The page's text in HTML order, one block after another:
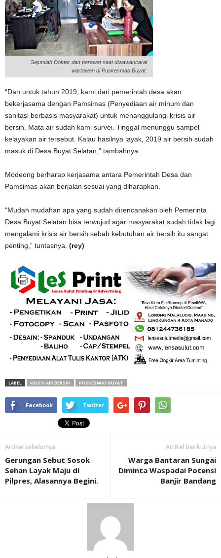
Sejumlah Dokter dan perawat saat diwawancarai
wartawan di Puskesmas Buyat.
“Dan untuk tahun 2019, kami dari pemerintah desa akan
bekerjasama dengan Pamsimas (Penyediaan air minum dan
sanitasi berbasis masyarakat) untuk menanggulangi krisis air
bersih. Mata air sudah kami survei. Tinggal menunggu sampel
kelayakan air tersebut. Kalau hasilnya layak, 2019 air bersih sudah
masuk di Desa Buyat Selatan,” tambahnya.
Modeong berharap kerjasama antara Pemerintah Desa dan
Pamsimas akan berjalan sesuai yang diharapkan.
“Mudah mudahan apa yang sudah direncanakan oleh Pemerinta
Desa Buyat Selatan bisa terwujud agar masyarakat sudah tidak lagi
mengalami krisis air bersih sebab kebutuhan air bersih itu sangat
penting,” tuntasnya. (rey)
LABEL KRISIS AIR BERSIH PUSKESMAS BUYAT
Facebook Twitter
Artikel sebelumya
Gerungan Sebut Sosok
Sehan Layak Maju di
Pilpres, Alasannya Begini.
Artikel berikutnya
Warga Bantaran Sungai
Diminta Waspadai Potensi
Banjir Bandang